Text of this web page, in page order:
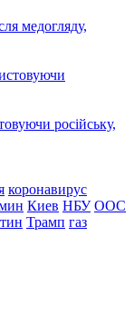
медогляду,
російську,
коронавирус
Киев НБУ ООС
Трамп газ